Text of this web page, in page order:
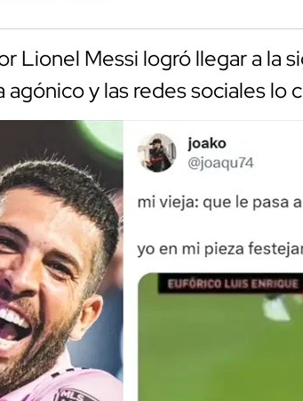
Lionel Messi logró llegar a la
y las redes sociales lo